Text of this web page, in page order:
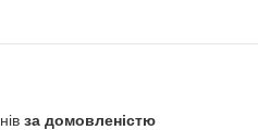
за домовленістю